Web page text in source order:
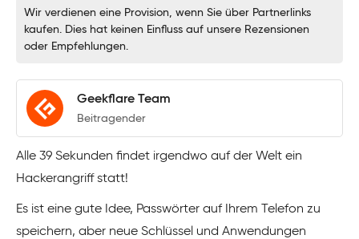
Wir verdienen eine Provision, wenn Sie über Partnerlinks
kaufen. Dies hat keinen Einfluss auf unsere Rezensionen
oder Empfehlungen.
Geekflare Team
Beitragender
Alle 39 Sekunden findet irgendwo auf der Welt ein
Hackerangriff statt!
Es ist eine gute Idee, Passwörter auf Ihrem Telefon zu
speichern, aber neue Schlüssel und Anwendungen